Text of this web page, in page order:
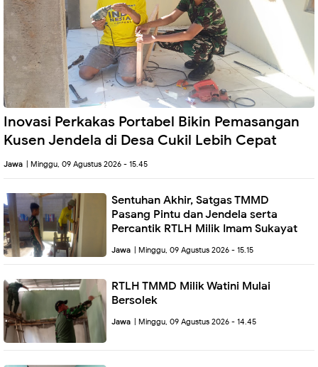
Inovasi Perkakas Portabel Bikin Pemasangan
Kusen Jendela di Desa Cukil Lebih Cepat
Jawa | Minggu, 09 Agustus 2026 - 15.45
Sentuhan Akhir, Satgas TMMD
Pasang Pintu dan Jendela serta
Percantik RTLH Milik Imam Sukayat
Jawa | Minggu, 09 Agustus 2026 - 15.15
RTLH TMMD Milik Watini Mulai
Bersolek
Jawa | Minggu, 09 Agustus 2026 - 14.45